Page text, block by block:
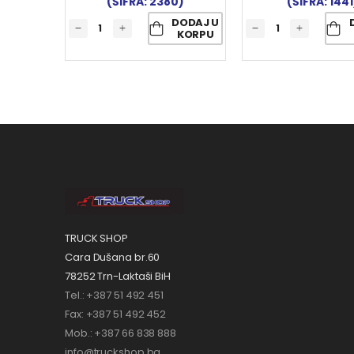
DODAJ U
KORPU
TRUCK SHOP
Cara Dušana br.60
78252 Trn-Laktaši BiH
Tel.: +387 51 492 451
Fax: +387 51 492 452
Mob.: +387 66 838 888